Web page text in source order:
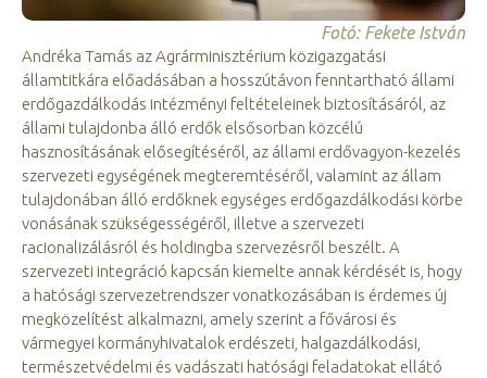
Fotó: Fekete István
Andréka Tamás az Agrárminisztérium közigazgatási
államtitkára előadásában a hosszútávon fenntartható állami
erdőgazdálkodás intézményi feltételeinek biztosításáról, az
állami tulajdonba álló erdők elsősorban közcélú
hasznosításának elősegítéséről, az állami erdővagyon-kezelés
szervezeti egységének megteremtéséről, valamint az állam
tulajdonában álló erdőknek egységes erdőgazdálkodási körbe
vonásának szükségességéről, illetve a szervezeti
racionalizálásról és holdingba szervezésről beszélt. A
szervezeti integráció kapcsán kiemelte annak kérdését is, hogy
a hatósági szervezetrendszer vonatkozásában is érdemes új
megközelítést alkalmazni, amely szerint a fővárosi és
vármegyei kormányhivatalok erdészeti, halgazdálkodási,
természetvédelmi és vadászati hatósági feladatokat ellátó